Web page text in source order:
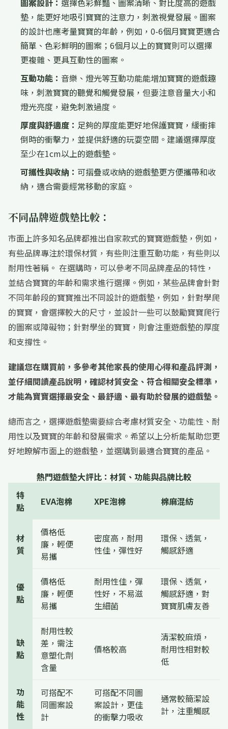
圖案設計： 選擇色彩鮮豔、圖案清晰、對比度高的遊戲
墊，能更好地吸引寶寶的注意力，刺激視覺發展。圖案
的設計也應考量寶寶的年齡，例如，0-6個月寶寶更適合
簡單、色彩鮮明的圖案；6個月以上的寶寶則可以選擇
更複雜、更具互動性的圖案。
互動功能： 音樂、燈光等互動功能能增加寶寶的遊戲趣
味，刺激寶寶的聽覺和觸覺發展，但要注意音量大小和
燈光亮度，避免刺激過度。
厚度與舒適度： 足夠的厚度能更好地保護寶寶，緩衝摔
倒時的衝擊力，並提供舒適的玩耍空間。建議選擇厚度
至少在1cm以上的遊戲墊。
可攜性與收納： 可摺疊或收納的遊戲墊更方便攜帶和收
納，適合需要經常移動的家庭。
不同品牌遊戲墊比較：
市面上許多知名品牌都推出自家款式的寶寶遊戲墊，例如，
有些品牌專注於環保材質，有些則注重互動功能，有些則以
耐用性著稱。 在選購時，可以參考不同品牌產品的特性，
並結合寶寶的年齡和需求進行選擇。例如，某些品牌會針對
不同年齡段的寶寶推出不同設計的遊戲墊，例如，針對學爬
的寶寶，會選擇較大的尺寸，並設計一些可以鼓勵寶寶爬行
的圖案或障礙物；針對學坐的寶寶，則會注重遊戲墊的厚度
和支撐性。
建議您在購買前，多參考其他家長的使用心得和產品評測，
並仔細閱讀產品說明，確認材質安全、符合相關安全標準，
才能為寶寶選擇最安全、最舒適、最有助於發展的遊戲墊。
總而言之，選擇遊戲墊需要綜合考慮材質安全、功能性、耐
用性以及寶寶的年齡和發展需求。希望以上分析能幫助您更
好地瞭解市面上的遊戲墊，並選購到最適合寶寶的產品。
熱門遊戲墊大評比：材質、功能與品牌比較
特
點
EVA泡棉 XPE泡棉 棉麻混紡
材
質
價格低
廉，輕便
易攜
密度高，耐用
性佳，彈性好
環保、透氣，
觸感舒適
優
點
價格低
廉，輕便
易攜
耐用性佳，彈
性好，不易滋
生細菌
環保、透氣，
觸感舒適，對
寶寶肌膚友善
缺
點
耐用性較
差，需注
意塑化劑
含量
價格較高
清潔較麻煩，
耐用性相對較
低
功
能
性
可搭配不
同圖案設
計
可搭配不同圖
案設計，更佳
的衝擊力吸收
通常較簡潔設
計，注重觸感